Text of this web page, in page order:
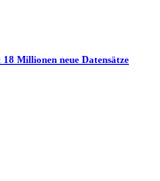
Millionen neue Datensätze